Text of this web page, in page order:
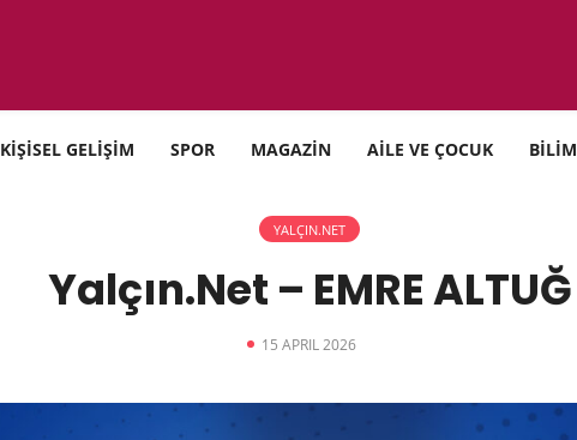
KİŞİSEL GELİŞİM SPOR MAGAZİN AİLE VE ÇOCUK BİLİM
YALÇIN.NET
Yalçın.Net – EMRE ALTUĞ
15 APRIL 2026